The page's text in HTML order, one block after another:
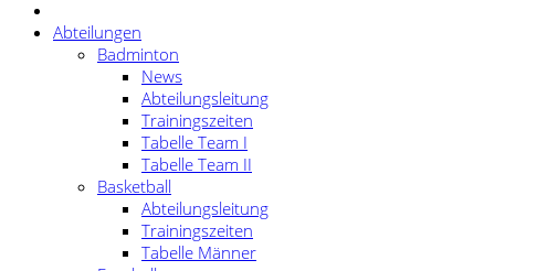
Abteilungen
Badminton
News
Abteilungsleitung
Trainingszeiten
Tabelle Team I
Tabelle Team II
Basketball
Abteilungsleitung
Trainingszeiten
Tabelle Männer